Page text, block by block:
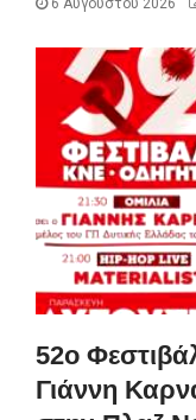
6 Αυγούστου 2026
52ο
Γιάννη